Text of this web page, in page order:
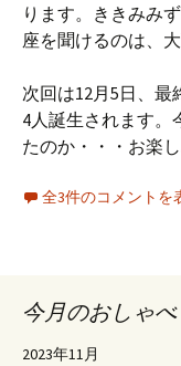
ります。ききみみ
座を聞けるのは、
次回は12月5日、
4人誕生されます。
たのか・・・お楽
全3件のコメントを
今月のおしゃべ
2023年11月